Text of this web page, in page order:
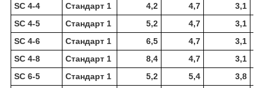
SC 4-4
Стандарт 1 4,2 4,7
3,1
SC 4-5
Стандарт 1 5,2 4,7
3,1
SC 4-6
Стандарт 1 6,5 4,7
3,1
SC 4-8
Стандарт 1 8,4 4,7
3,1
SC 6-5
Стандарт 1 5,2 5,4
3,8